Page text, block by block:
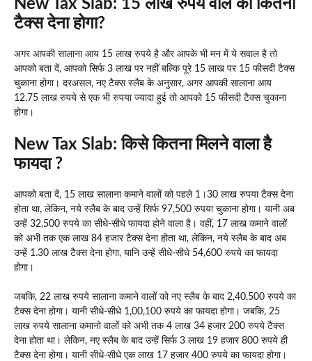
New Tax Slab: 15 लाख रुपये वाले को कितना
टैक्स देना होगा?
अगर आपकी सालाना आय 15 लाख रुपये है और आपके भी मन में ये सवाल है तो
आपको बता दें, आपको सिर्फ 3 लाख पर नहीं बल्कि पूरे 15 लाख पर 15 फीसदी टैक्स
चुकाना होगा। दरअसल, नए टैक्स स्लैब के अनुसार, अगर आपकी सालाना आय
12.75 लाख रुपये से एक भी रुपया ज्यादा हुई तो आपको 15 फीसदी टैक्स चुकाना
होगा।
New Tax Slab: किसे कितना मिलने वाला है
फायदा ?
आपको बता दें, 15 लाख सालाना कमाने वालों को पहले 1।30 लाख रुपया टैक्स देना
होता था, लेकिन, नये स्लैब के बाद उन्हें सिर्फ 97,500 रुपया चुकाना होगा। यानी अब
उन्हें 32,500 रुपये का सीधे-सीधे फायदा होने वाला है। वहीं, 17 लाख कमाने वालों
को अभी तक एक लाख 84 हजार टैक्स देना होता था, लेकिन, नये स्लैब के बाद अब
उन्हें 1.30 लाख टैक्स देना होगा, यानि उन्हें सीधे-सीधे 54,600 रुपये का फायदा
होगा।
जबकि, 22 लाख रुपये सालाना कमाने वालों को नए स्लैब के बाद 2,40,500 रुपये का
टैक्स देना होगा। यानी सीधे-सीधे 1,00,100 रुपये का फायदा होगा। जबकि, 25
लाख रुपये सालाना कमानो वालों को अभी तक 4 लाख 34 हजार 200 रुपये टैक्स
देना होता था। लेकिन, नए स्लैब के बाद उन्हें सिर्फ 3 लाख 19 हजार 800 रुपये ही
टैक्स देना होगा। यानी सीधे-सीधे एक लाख 17 हजार 400 रुपये का फायदा होगा।